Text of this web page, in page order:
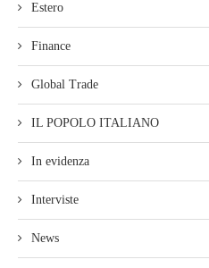
Estero
Finance
Global Trade
IL POPOLO ITALIANO
In evidenza
Interviste
News